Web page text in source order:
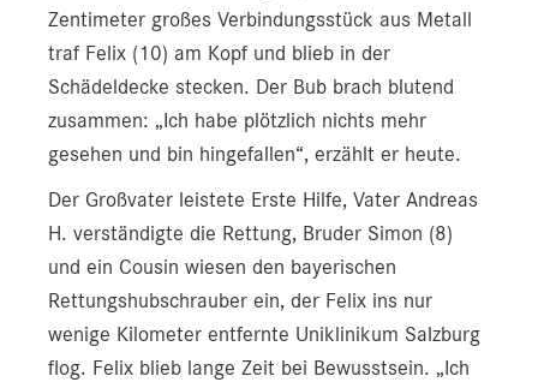
Zentimeter großes Verbindungsstück aus Metall
traf Felix (10) am Kopf und blieb in der
Schädeldecke stecken. Der Bub brach blutend
zusammen: „Ich habe plötzlich nichts mehr
gesehen und bin hingefallen“, erzählt er heute.
Der Großvater leistete Erste Hilfe, Vater Andreas
H. verständigte die Rettung, Bruder Simon (8)
und ein Cousin wiesen den bayerischen
Rettungshubschrauber ein, der Felix ins nur
wenige Kilometer entfernte Uniklinikum Salzburg
flog. Felix blieb lange Zeit bei Bewusstsein. „Ich